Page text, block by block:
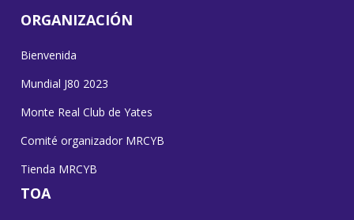
ORGANIZACIÓN
Bienvenida
Mundial J80 2023
Monte Real Club de Yates
Comité organizador MRCYB
Tienda MRCYB
TOA